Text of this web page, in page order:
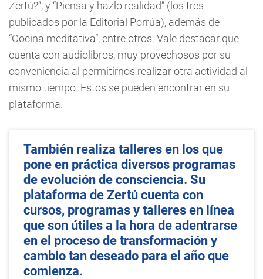
Zertú?”, y “Piensa y hazlo realidad” (los tres
publicados por la Editorial Porrúa), además de
“Cocina meditativa”, entre otros. Vale destacar que
cuenta con audiolibros, muy provechosos por su
conveniencia al permitirnos realizar otra actividad al
mismo tiempo. Estos se pueden encontrar en su
plataforma.
También realiza talleres en los que
pone en práctica diversos programas
de evolución de consciencia. Su
plataforma de Zertú cuenta con
cursos, programas y talleres en línea
que son útiles a la hora de adentrarse
en el proceso de transformación y
cambio tan deseado para el año que
comienza.